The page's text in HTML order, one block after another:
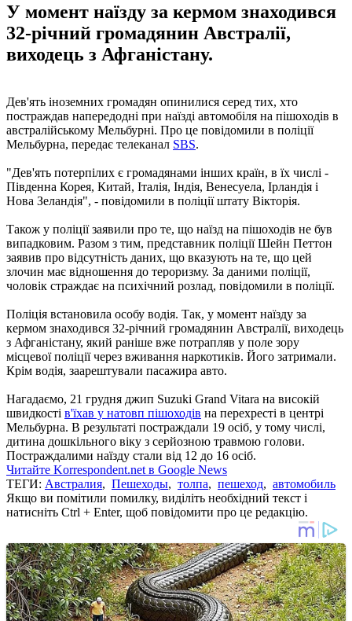
У момент наїзду за кермом знаходився
32-річний громадянин Австралії,
виходець з Афганістану.
Дев'ять іноземних громадян опинилися серед тих, хто
постраждав напередодні при наїзді автомобіля на пішоходів в
австралійському Мельбурні. Про це повідомили в поліції
Мельбурна, передає телеканал SBS.
"Дев'ять потерпілих є громадянами інших країн, в їх числі -
Південна Корея, Китай, Італія, Індія, Венесуела, Ірландія і
Нова Зеландія", - повідомили в поліції штату Вікторія.
Також у поліції заявили про те, що наїзд на пішоходів не був
випадковим. Разом з тим, представник поліції Шейн Петтон
заявив про відсутність даних, що вказують на те, що цей
злочин має відношення до тероризму. За даними поліції,
чоловік страждає на психічний розлад, повідомили в поліції.
Поліція встановила особу водія. Так, у момент наїзду за
кермом знаходився 32-річний громадянин Австралії, виходець
з Афганістану, який раніше вже потрапляв у поле зору
місцевої поліції через вживання наркотиків. Його затримали.
Крім водія, заарештували пасажира авто.
Нагадаємо, 21 грудня джип Suzuki Grand Vitara на високій
швидкості в'їхав у натовп пішоходів на перехресті в центрі
Мельбурна. В результаті постраждали 19 осіб, у тому числі,
дитина дошкільного віку з серйозною травмою голови.
Постраждалими наїзду стали від 12 до 16 осіб.
Читайте Korrespondent.net в Google News
ТЕГИ: Австралия, Пешеходы, толпа, пешеход, автомобиль
Якщо ви помітили помилку, виділіть необхідний текст і
натисніть Ctrl + Enter, щоб повідомити про це редакцію.